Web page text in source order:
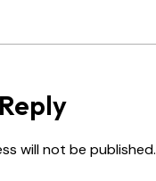
will not be published.